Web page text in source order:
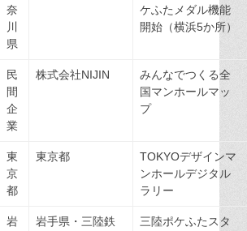
奈
川
県
ケふたメダル機能
開始（横浜5か所）
民
間
企
業
株式会社NIJIN
みんなでつくる全
国マンホールマッ
プ
東
京
都
東京都
TOKYOデザインマ
ンホールデジタル
ラリー
岩
岩手県・三陸鉄
三陸ポケふたスタ